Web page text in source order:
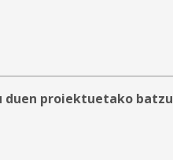
duen proiektuetako